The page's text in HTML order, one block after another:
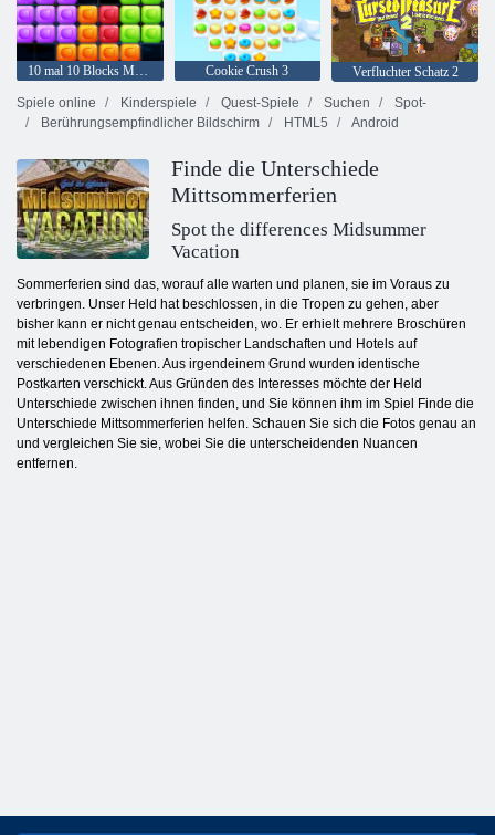
10 mal 10 Blocks Match Cookie Crush 3
Verfluchter Schatz 2
Spiele online
Kinderspiele Quest-Spiele Suchen
Spot-
Berührungsempfindlicher Bildschirm
HTML5 Android
Finde die Unterschiede
Mittsommerferien
Spot the differences Midsummer
Vacation
Sommerferien sind das, worauf alle warten und planen, sie im Voraus zu
verbringen. Unser Held hat beschlossen, in die Tropen zu gehen, aber
bisher kann er nicht genau entscheiden, wo. Er erhielt mehrere Broschüren
mit lebendigen Fotografien tropischer Landschaften und Hotels auf
verschiedenen Ebenen. Aus irgendeinem Grund wurden identische
Postkarten verschickt. Aus Gründen des Interesses möchte der Held
Unterschiede zwischen ihnen finden, und Sie können ihm im Spiel Finde die
Unterschiede Mittsommerferien helfen. Schauen Sie sich die Fotos genau an
und vergleichen Sie sie, wobei Sie die unterscheidenden Nuancen
entfernen.